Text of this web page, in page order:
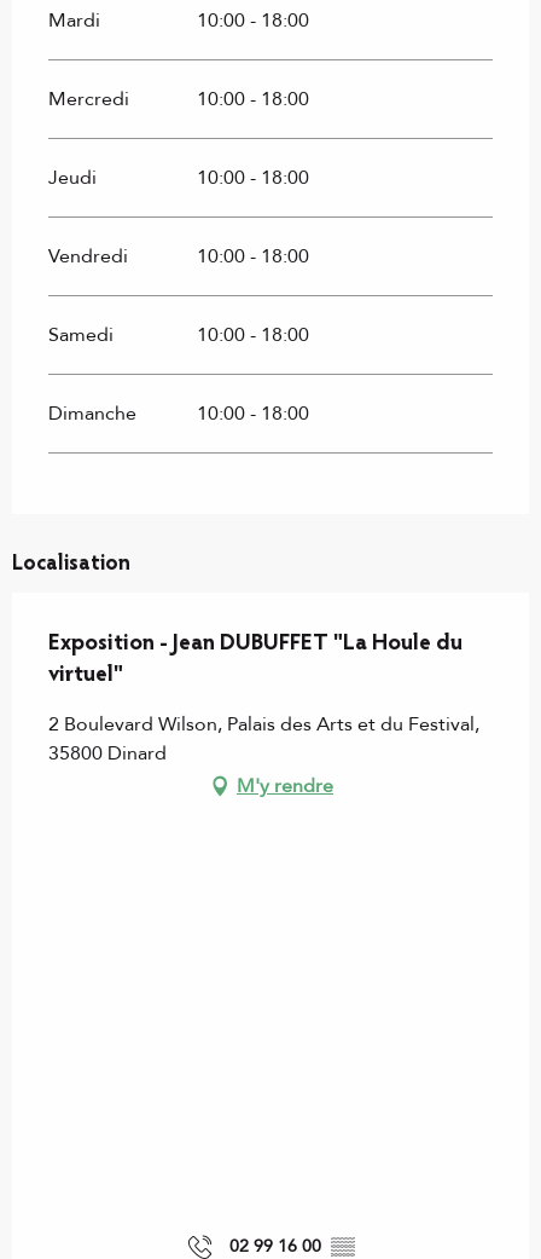
Mardi 10:00 - 18:00
Mercredi 10:00 - 18:00
Jeudi 10:00 - 18:00
Vendredi 10:00 - 18:00
Samedi 10:00 - 18:00
Dimanche 10:00 - 18:00
Localisation
Exposition - Jean DUBUFFET "La Houle du
virtuel"
2 Boulevard Wilson, Palais des Arts et du Festival,
35800 Dinard
M'y rendre
02 99 16 00 ▒▒